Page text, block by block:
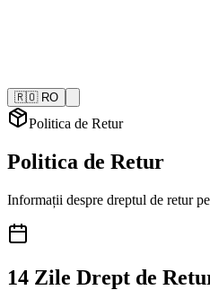
🇷🇴 RO
Politica de Retur
Politica de Retur
Informații despre dreptul de retur
14 Zile Drept de